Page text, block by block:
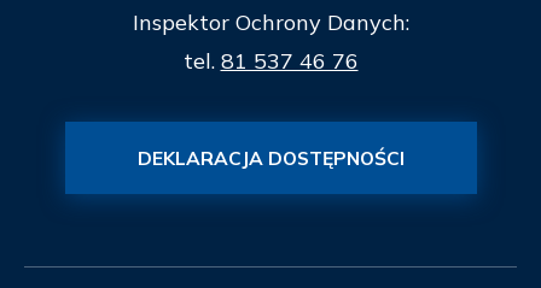
Inspektor Ochrony Danych:
tel. 81 537 46 76
DEKLARACJA DOSTĘPNOŚCI